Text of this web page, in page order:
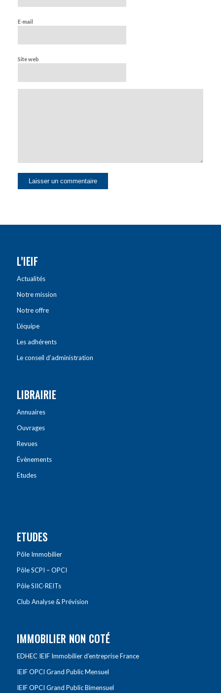
E-mail
Site web
L’IEIF
Actualités
Notre mission
Notre offre
L’équipe
Les adhérents
Le conseil d’administration
LIBRAIRIE
Annuaires
Ouvrages
Revues
Évènements
Etudes
ETUDES
Pôle Immobilier
Pôle SCPI – OPCI
Pôle SIIC-REITs
Club Analyse & Prévision
IMMOBILIER NON COTÉ
EDHEC IEIF Immobilier d’entreprise France
IEIF OPCI Grand Public Mensuel
IEIF OPCI Grand Public Bimensuel